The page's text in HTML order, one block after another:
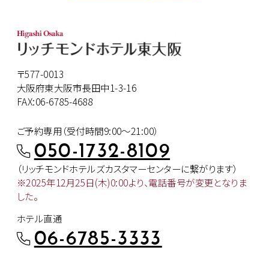
〒577-0013
大阪府東大阪市長田中1-3-16
FAX:06-6785-4688
ご予約専用（受付時間9:00～21:00）
050-1732-8109
（リッチモンドホテルズカスタマーセンターに繋がります）
※2025年12月25日(木)0:00より、電話番号が変更となりま
した。
ホテル直通
06-6785-3333